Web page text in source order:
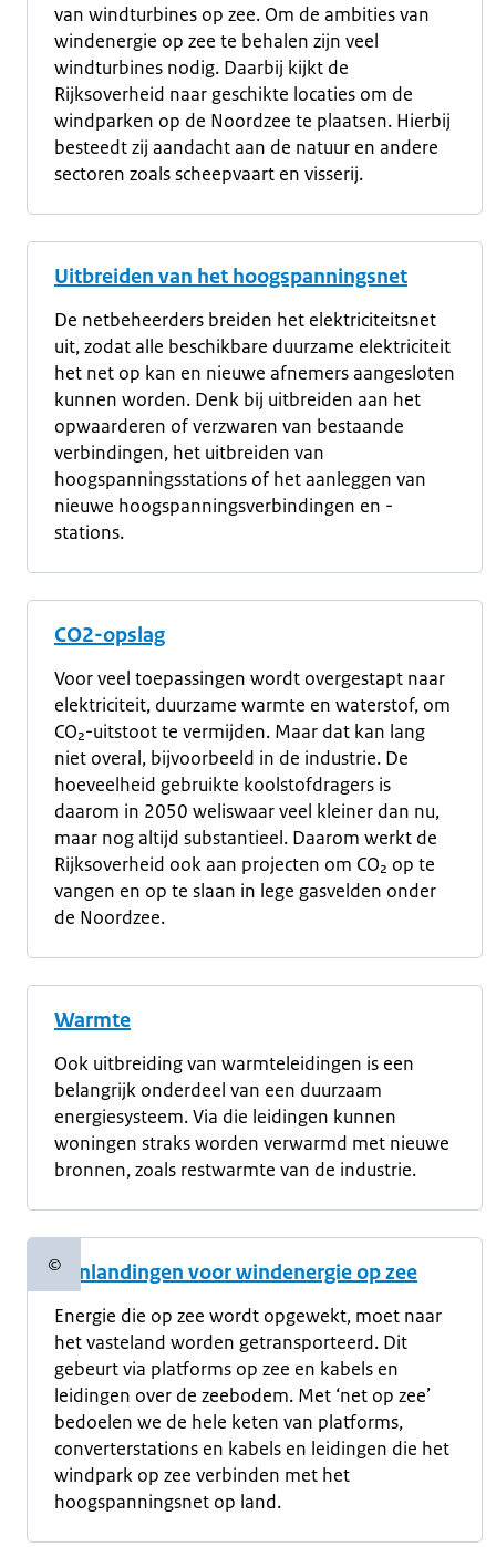
van windturbines op zee. Om de ambities van
windenergie op zee te behalen zijn veel
windturbines nodig. Daarbij kijkt de
Rijksoverheid naar geschikte locaties om de
windparken op de Noordzee te plaatsen. Hierbij
besteedt zij aandacht aan de natuur en andere
sectoren zoals scheepvaart en visserij.
Uitbreiden van het hoogspanningsnet
De netbeheerders breiden het elektriciteitsnet
uit, zodat alle beschikbare duurzame elektriciteit
het net op kan en nieuwe afnemers aangesloten
kunnen worden. Denk bij uitbreiden aan het
opwaarderen of verzwaren van bestaande
verbindingen, het uitbreiden van
hoogspanningsstations of het aanleggen van
nieuwe hoogspanningsverbindingen en -
stations.
CO2-opslag
Voor veel toepassingen wordt overgestapt naar
elektriciteit, duurzame warmte en waterstof, om
CO₂-uitstoot te vermijden. Maar dat kan lang
niet overal, bijvoorbeeld in de industrie. De
hoeveelheid gebruikte koolstofdragers is
daarom in 2050 weliswaar veel kleiner dan nu,
maar nog altijd substantieel. Daarom werkt de
Rijksoverheid ook aan projecten om CO₂ op te
vangen en op te slaan in lege gasvelden onder
de Noordzee.
Warmte
Ook uitbreiding van warmteleidingen is een
belangrijk onderdeel van een duurzaam
energiesysteem. Via die leidingen kunnen
woningen straks worden verwarmd met nieuwe
bronnen, zoals restwarmte van de industrie.
©Copyrightinformatie
Aanlandingen voor windenergie op zee
Energie die op zee wordt opgewekt, moet naar
het vasteland worden getransporteerd. Dit
gebeurt via platforms op zee en kabels en
leidingen over de zeebodem. Met ‘net op zee’
bedoelen we de hele keten van platforms,
converterstations en kabels en leidingen die het
windpark op zee verbinden met het
hoogspanningsnet op land.